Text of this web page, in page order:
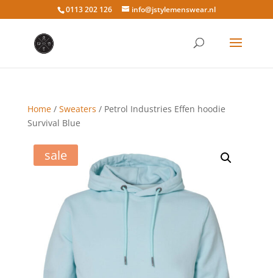
0113 202 126 info@jstylemenswear.nl
Home/ Sweaters / Petrol Industries Effen hoodie
Survival Blue
sale